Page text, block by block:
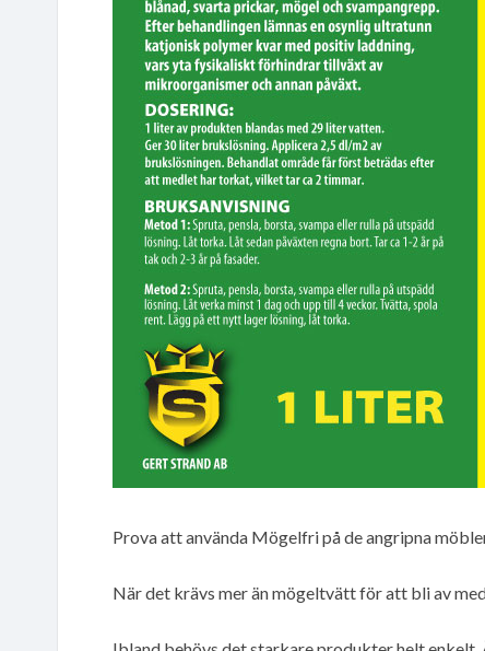
Prova att använda Mögelfri på de angripna
När det krävs mer än mögeltvätt för att bli av